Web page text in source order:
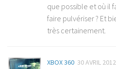
que possible et où il
faire pulvériser ? Et
très certainement.
XBOX 360 30 AVRIL 2012